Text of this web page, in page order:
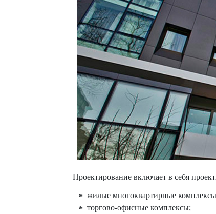
Проектирование включает в себя
жилые многоквартирные
торгово-офисные комплексы;